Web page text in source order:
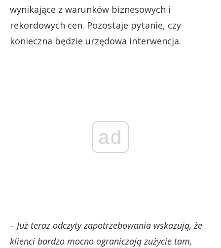
wynikające z warunków biznesowych i
rekordowych cen. Pozostaje pytanie, czy
konieczna będzie urzędowa interwencja.
ad
– Już teraz odczyty zapotrzebowania wskazują, że
klienci bardzo mocno ograniczają zużycie tam,